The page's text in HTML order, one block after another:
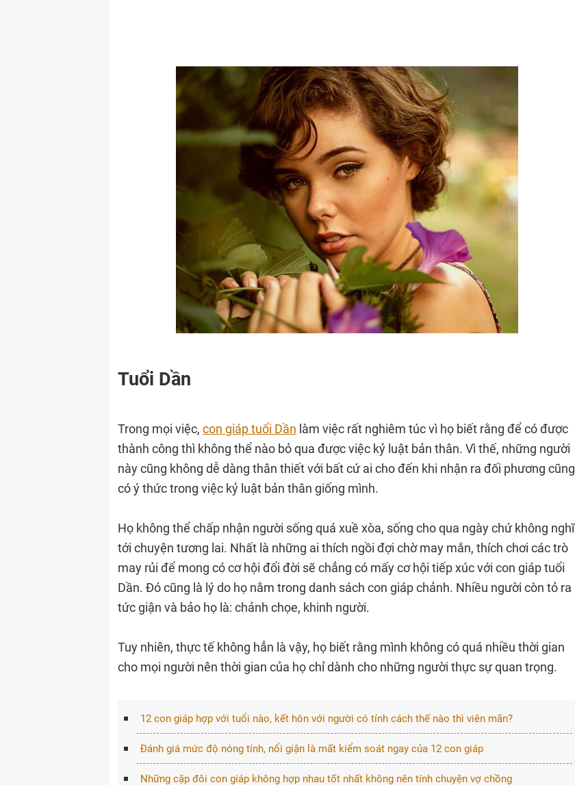
Tuổi Dần
Trong mọi việc, con giáp tuổi Dần làm việc rất nghiêm túc vì họ biết rằng để có được
thành công thì không thể nào bỏ qua được việc kỷ luật bản thân. Vì thế, những người
này cũng không dễ dàng thân thiết với bất cứ ai cho đến khi nhận ra đối phương cũng
có ý thức trong việc kỷ luật bản thân giống mình.
Họ không thể chấp nhận người sống quá xuề xòa, sống cho qua ngày chứ không nghĩ
tới chuyện tương lai. Nhất là những ai thích ngồi đợi chờ may mắn, thích chơi các trò
may rủi để mong có cơ hội đổi đời sẽ chẳng có mấy cơ hội tiếp xúc với con giáp tuổi
Dần. Đó cũng là lý do họ nằm trong danh sách con giáp chảnh. Nhiều người còn tỏ ra
tức giận và bảo họ là: chảnh chọe, khinh người.
Tuy nhiên, thực tế không hẳn là vậy, họ biết rằng mình không có quá nhiều thời gian
cho mọi người nên thời gian của họ chỉ dành cho những người thực sự quan trọng.
12 con giáp hợp với tuổi nào, kết hôn với người có tính cách thế nào thì viên mãn?
Đánh giá mức độ nóng tính, nổi giận là mất kiểm soát ngay của 12 con giáp
Những cặp đôi con giáp không hợp nhau tốt nhất không nên tính chuyện vợ chồng